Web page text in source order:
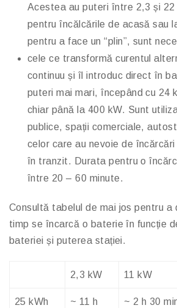
Acestea au puteri între 2,3 și
pentru încălcările de acasă sau
pentru a face un “plin”, sunt
cele ce transformă curentul
continuu și îl introduc direct în
puteri mai mari, începând cu 24
chiar până la 400 kW. Sunt
publice, spații comerciale,
celor care au nevoie de
în tranzit. Durata pentru o
între 20 – 60 minute.
Consultă tabelul de mai jos pentru a
timp se încarcă o baterie în funcție
bateriei și puterea stației.
2,3 kW 11 kW
25 kWh ~ 11 h ~ 2 h 30